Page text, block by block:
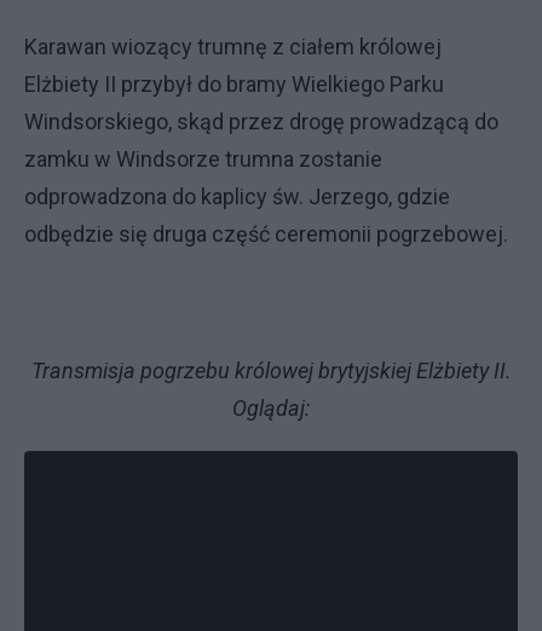
Karawan wiozący trumnę z ciałem królowej
Elżbiety II przybył do bramy Wielkiego Parku
Windsorskiego, skąd przez drogę prowadzącą do
zamku w Windsorze trumna zostanie
odprowadzona do kaplicy św. Jerzego, gdzie
odbędzie się druga część ceremonii pogrzebowej.
Transmisja pogrzebu królowej brytyjskiej Elżbiety II.
Oglądaj: